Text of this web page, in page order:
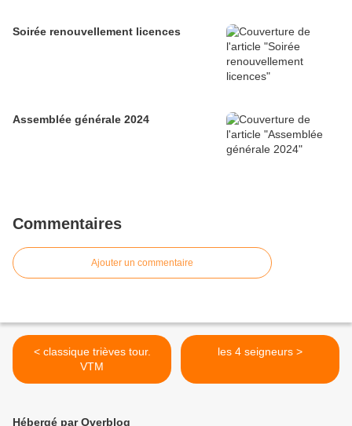
Soirée renouvellement licences
Assemblée générale 2024
Commentaires
Ajouter un commentaire
< classique trièves tour.
VTM
les 4 seigneurs >
Hébergé par Overblog